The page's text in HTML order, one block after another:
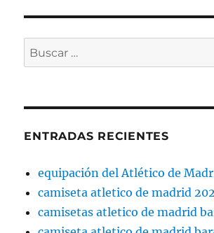
Buscar
por:
ENTRADAS RECIENTES
equipación del Atlético de
camiseta atletico de madrid
camisetas atletico de madrid